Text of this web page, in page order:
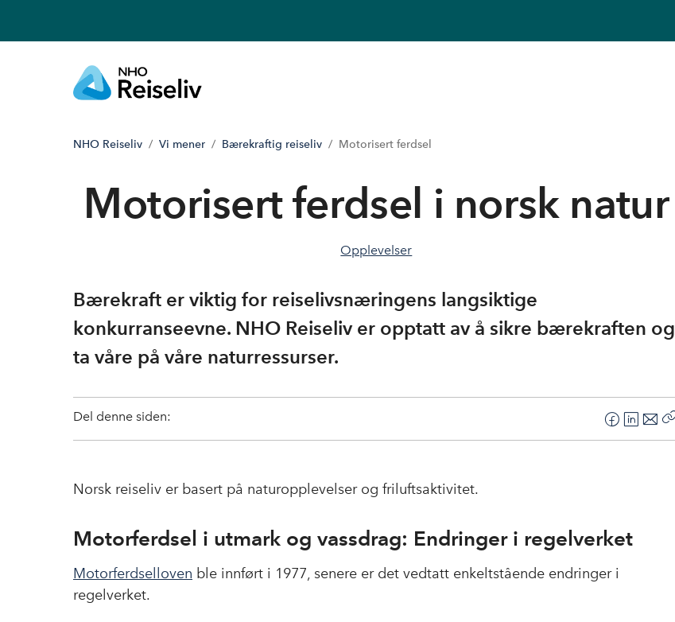
NHO Reiseliv Vi mener Bærekraftig reiseliv Motorisert ferdsel
Motorisert ferdsel i norsk natur
Opplevelser
Bærekraft er viktig for reiselivsnæringens langsiktige
konkurranseevne. NHO Reiseliv er opptatt av å sikre bærekraften og
ta våre på våre naturressurser.
Del denne siden:
F
o
L
I
E
Norsk reiseliv er basert på naturopplevelser og friluftsaktivitet.
Motorferdsel i utmark og vassdrag: Endringer i regelverket
Motorferdselloven ble innført i 1977, senere er det vedtatt enkeltstående endringer i
regelverket.